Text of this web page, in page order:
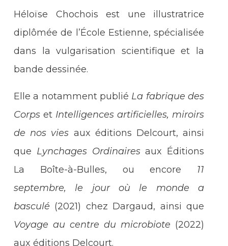
Héloïse Chochois est une illustratrice
diplômée de l’École Estienne, spécialisée
dans la vulgarisation scientifique et la
bande dessinée.
Elle a notamment publié La fabrique des
Corps et Intelligences artificielles, miroirs
de nos vies aux éditions Delcourt, ainsi
que Lynchages Ordinairesaux Éditions
La Boîte-à-Bulles, ou encore 11
septembre, le jour où le monde a
basculé (2021) chez Dargaud, ainsi que
Voyage au centre du microbiote (2022)
aux éditions Delcourt.